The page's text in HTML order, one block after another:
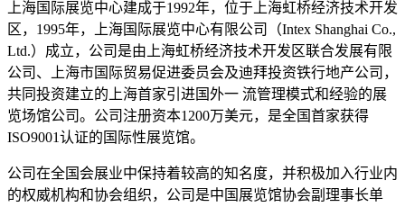
上海国际展览中心建成于1992年，位于上海虹桥经济技术开发
区，1995年，上海国际展览中心有限公司（Intex Shanghai Co.,
Ltd.）成立，公司是由上海虹桥经济技术开发区联合发展有限
公司、上海市国际贸易促进委员会及迪拜投资铁行地产公司，
共同投资建立的上海首家引进国外一 流管理模式和经验的展
览场馆公司。公司注册资本1200万美元，是全国首家获得
ISO9001认证的国际性展览馆。
公司在全国会展业中保持着较高的知名度，并积极加入行业内
的权威机构和协会组织，公司是中国展览馆协会副理事长单